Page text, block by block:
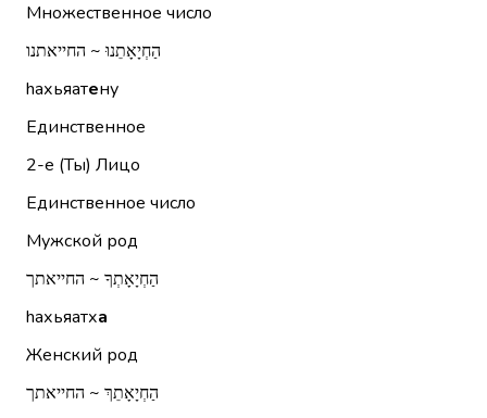
Множественное число
הַחְיָאָתֵנוּ ~ החייאתנו
hахьяатену
Единственное
2-е (Ты) Лицо
Единственное число
Мужской род
הַחְיָאָתְךָ ~ החייאתך
hахьяатха
Женский род
הַחְיָאָתֵךְ ~ החייאתך